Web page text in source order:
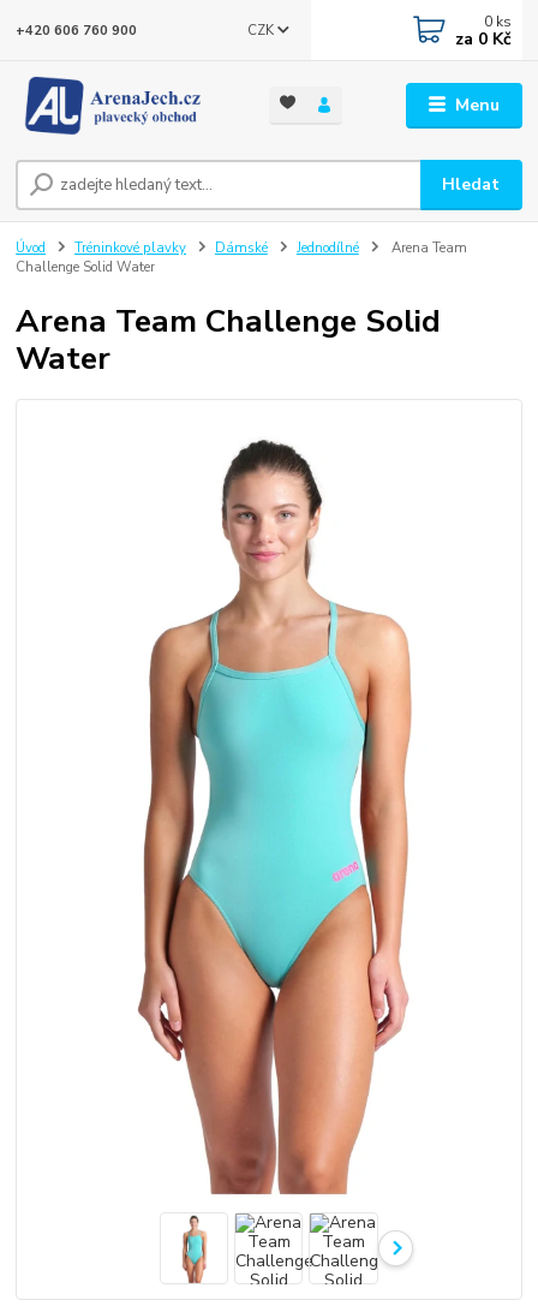
Menu
CZK
Hledat
+420 606 760 900 0 ks
za 0 Kč
Úvod Tréninkové plavky Dámské Jednodílné
Arena Team
Challenge Solid Water
Arena Team Challenge Solid
Water